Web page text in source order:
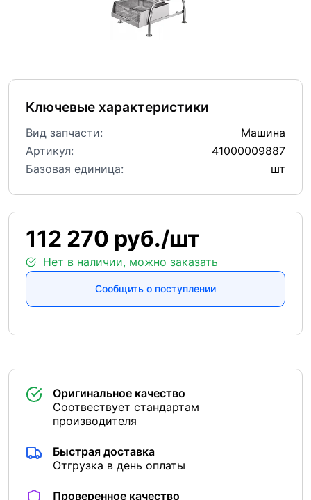
112 270 руб./шт
Нет в наличии, можно заказать
Сообщить о поступлении
Ключевые характеристики
Вид запчасти:
Машина
Артикул:
41000009887
Базовая единица:
шт
Оригинальное качество
Соотвествует стандартам
производителя
Быстрая доставка
Отгрузка в день оплаты
Проверенное качество